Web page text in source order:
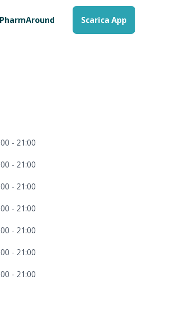
Scarica App
- 21:00
- 21:00
- 21:00
- 21:00
- 21:00
- 21:00
- 21:00